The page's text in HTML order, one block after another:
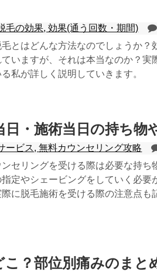
毛の効果,効果(通う回数・期間)
とはどんな方法なのでしょうか？
いますが、それは本当なのか？実
私が詳しく説明していきます。
・施術当日の持ち物
ービス,無料カウンセリング攻略
セリングを受ける際は必要な持ち
定やシェービングをしていく必要
に脱毛施術を受ける際の注意点も
？部位別痛みのまと